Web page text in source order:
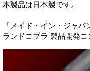
本製品は日本製です。
「メイド・イン・ジャ
ランドコブラ 製品開発コ